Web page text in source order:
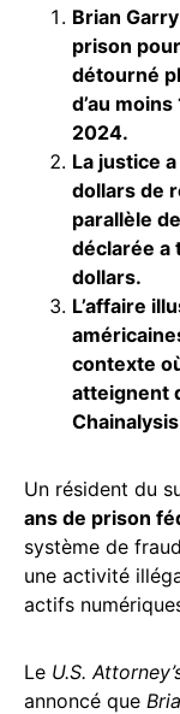
Brian
prison
détourné
d’au
2024.
La justice
dollars de
parallèle
déclarée a
dollars.
L’affaire
contexte
atteignent
Un résident du
ans de prison
système de
une activité
actifs
Le U.S.
annoncé que